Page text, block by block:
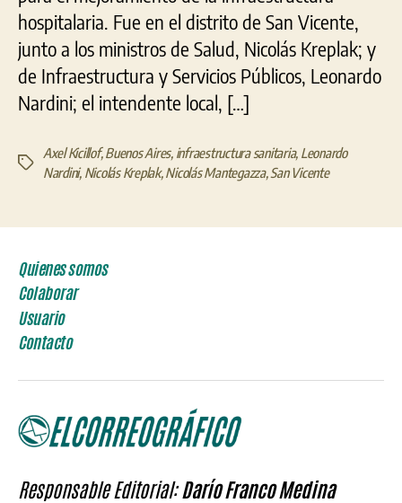
hospitalaria. Fue en el distrito de San Vicente,
junto a los ministros de Salud, Nicolás Kreplak; y
de Infraestructura y Servicios Públicos, Leonardo
Nardini; el intendente local, […]
Etiquetas
Axel Kicillof,Buenos Aires, infraestructura sanitaria, Leonardo
Nardini, Nicolás Kreplak,Nicolás Mantegazza,San Vicente
Quienes somos
Colaborar
Usuario
Contacto
Responsable Editorial:Darío Franco Medina